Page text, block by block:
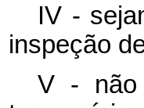
IV -
inspeção
V - não